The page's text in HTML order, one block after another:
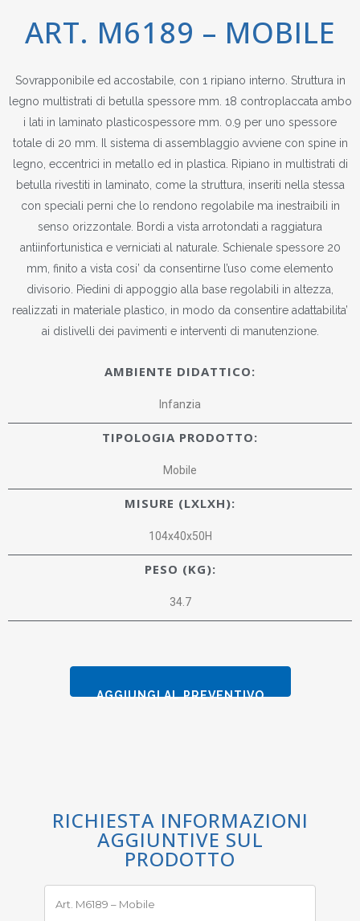
ART. M6189 – MOBILE
Sovrapponibile ed accostabile, con 1 ripiano interno. Struttura in
legno multistrati di betulla spessore mm. 18 controplaccata ambo
i lati in laminato plasticospessore mm. 0.9 per uno spessore
totale di 20 mm. Il sistema di assemblaggio avviene con spine in
legno, eccentrici in metallo ed in plastica. Ripiano in multistrati di
betulla rivestiti in laminato, come la struttura, inseriti nella stessa
con speciali perni che lo rendono regolabile ma inestraibili in
senso orizzontale. Bordi a vista arrotondati a raggiatura
antiinfortunistica e verniciati al naturale. Schienale spessore 20
mm, finito a vista cosi’ da consentirne l’uso come elemento
divisorio. Piedini di appoggio alla base regolabili in altezza,
realizzati in materiale plastico, in modo da consentire adattabilita’
ai dislivelli dei pavimenti e interventi di manutenzione.
AMBIENTE DIDATTICO:
Infanzia
TIPOLOGIA PRODOTTO:
Mobile
MISURE (LXLXH):
104x40x50H
PESO (KG):
34.7
AGGIUNGI AL PREVENTIVO
RICHIESTA INFORMAZIONI
AGGIUNTIVE SUL
PRODOTTO